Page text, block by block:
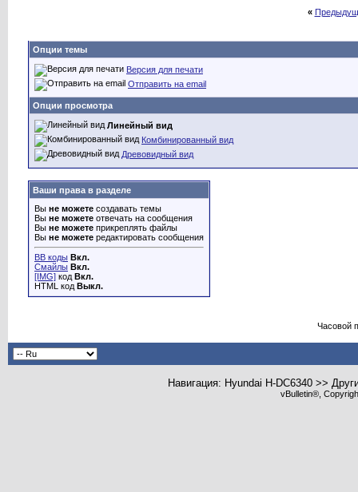
«
Опции темы
Версия для печати
Отправить на email
Опции просмотра
Линейный вид
Комбинированный вид
Древовидный вид
Ваши права в разделе
Вы не можете создавать темы
Вы не можете отвечать на сообщения
Вы не можете прикреплять файлы
Вы не можете редактировать сообщения
BB коды Вкл.
Смайлы Вкл.
[IMG] код Вкл.
HTML код Выкл.
Часовой
Навигация: Hyundai H-DC6340 >>
vBulletin®,